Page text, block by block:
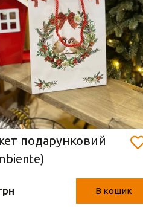
подарунковий
В кошик